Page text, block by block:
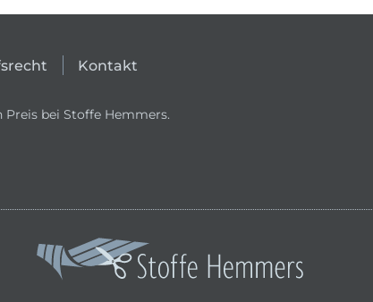
Kontakt
bei Stoffe Hemmers.